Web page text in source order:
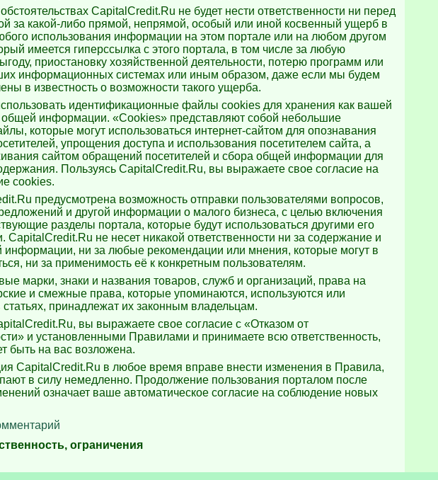
CapitalCredit.Ru не будет нести ответственности ни перед
за какой-либо прямой, непрямой, особый или иной косвенный ущерб в
использования информации на этом портале или на любом другом
имеется гиперссылка с этого портала, в том числе за любую
приостановку хозяйственной деятельности, потерю программ или
информационных системах или иным образом, даже если мы будем
в известность о возможности такого ущерба.
идентификационные файлы cookies для хранения как вашей
общей информации. «Cookies» представляют собой небольшие
которые могут использоваться интернет-сайтом для опознавания
упрощения доступа и использования посетителем сайта, а
сайтом обращений посетителей и сбора общей информации для
Пользуясь CapitalCredit.Ru, вы выражаете свое согласие на
cookies.
предусмотрена возможность отправки пользователями вопросов,
и другой информации о малого бизнеса, с целью включения
разделы портала, которые будут использоваться другими его
CapitalCredit.Ru не несет никакой ответственности ни за содержание и
информации, ни за любые рекомендации или мнения, которые могут в
ни за применимость её к конкретным пользователям.
марки, знаки и названия товаров, служб и организаций, права на
и смежные права, которые упоминаются, используются или
статьях, принадлежат их законным владельцам.
вы выражаете свое согласие с «Отказом от
и установленными Правилами и принимаете всю ответственность,
быть на вас возложена.
CapitalCredit.Ru в любое время вправе внести изменения в Правила,
в силу немедленно. Продолжение пользования порталом после
означает ваше автоматическое согласие на соблюдение новых
ограничения